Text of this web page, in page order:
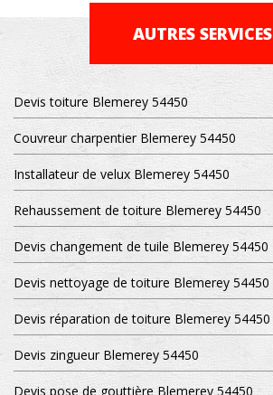
AUTRES SERVICES
Devis toiture Blemerey 54450
Couvreur charpentier Blemerey 54450
Installateur de velux Blemerey 54450
Rehaussement de toiture Blemerey 54450
Devis changement de tuile Blemerey 54450
Devis nettoyage de toiture Blemerey 54450
Devis réparation de toiture Blemerey 54450
Devis zingueur Blemerey 54450
Devis pose de gouttière Blemerey 54450